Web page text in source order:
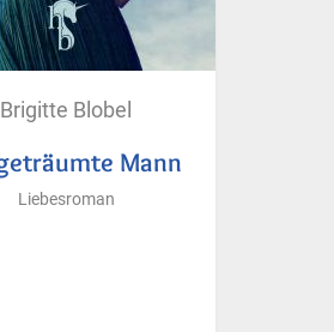
Brigitte Blobel
Mann
Liebesroman